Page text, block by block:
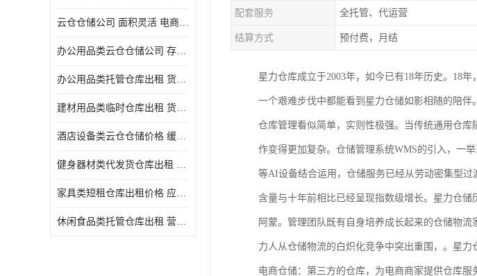
云仓仓储公司 面积灵活 电商仓储物流战略合作
办公用品类云仓仓储公司 存货周转很快 电商仓储物流战略整合
办公用品类托管仓库出租 货物装卸方便 电商仓储物流战略合作
建材用品类临时仓库出租 货物装卸方便 仓储供应链配套
酒店设备类云仓仓储价格 缓解企业储存压力 智能电商配套
健身器材类代发货仓库出租 租期灵活 新媒体平台配套
家具类短租仓库出租价格 应用广泛 智能电商配套
休闲食品类托管仓库出租 营造良好环境氛围 垂直电商配套
配套服务 全托管、代运营
结算方式 预付费，月结
星力仓库成立于2003年，如今已有18年历史。18
一个艰难步伐中都能看到星力仓储如影相随的陪伴
仓库管理看似简单，实则性极强。当传统通用仓
作变得更加复杂。仓储管理系统WMS的引入，一
等AI设备结合运用，仓储服务已经从劳动密集型
含量与十年前相比已经呈现指数级增长。星力仓
阿蒙。管理团队既有自身培养成长起来的仓储物
力人从仓储物流的白炽化竞争中突出重围，。星
电商仓储：第三方的仓库，为电商商家提供仓库